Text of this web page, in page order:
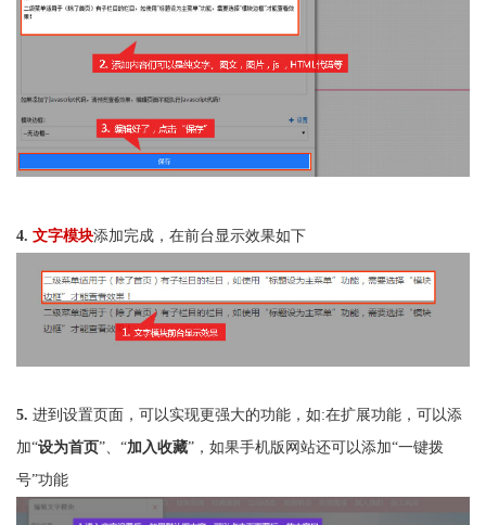
4. 文字模块添加完成，在前台显示效果如下
5. 进到设置页面，可以实现更强大的功能，如:在扩展功能，可以添
加“设为首页”、“加入收藏”，如果手机版网站还可以添加“一键拨
号”功能